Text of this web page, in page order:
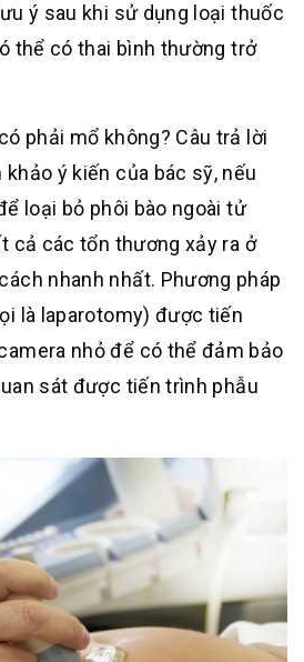
ý sau khi sử dụng loại thuốc
thể có thai bình thường trở
phải mổ không? Câu trả lời
khảo ý kiến của bác sỹ, nếu
loại bỏ phôi bào ngoài tử
cả các tổn thương xảy ra ở
nhanh nhất. Phương pháp
là laparotomy) được tiến
nhỏ để có thể đảm bảo
sát được tiến trình phẫu